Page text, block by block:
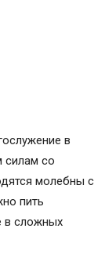
в
силам со
молебны с
пить
в сложных